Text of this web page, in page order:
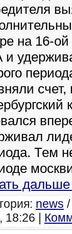
на 16-
счет,
Тем
news
18:26 |